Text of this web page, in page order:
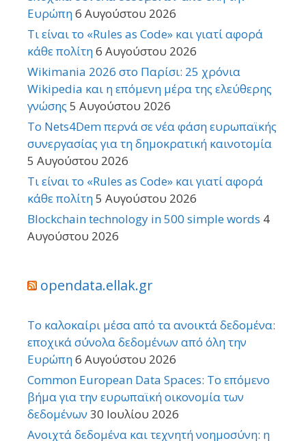
Ευρώπη6 Αυγούστου 2026
Τι είναι το «Rules as Code» και γιατί αφορά
κάθε πολίτη6 Αυγούστου 2026
Wikimania 2026 στο Παρίσι: 25 χρόνια
Wikipedia και η επόμενη μέρα της ελεύθερης
γνώσης 5 Αυγούστου 2026
Το Nets4Dem περνά σε νέα φάση ευρωπαϊκής
συνεργασίας για τη δημοκρατική καινοτομία
5 Αυγούστου 2026
Τι είναι το «Rules as Code» και γιατί αφορά
κάθε πολίτη5 Αυγούστου 2026
Blockchain technology in 500 simple words 4
Αυγούστου 2026
opendata.ellak.gr
Το καλοκαίρι μέσα από τα ανοικτά δεδομένα:
εποχικά σύνολα δεδομένων από όλη την
Ευρώπη6 Αυγούστου 2026
Common European Data Spaces: Το επόμενο
βήμα για την ευρωπαϊκή οικονομία των
δεδομένων 30 Ιουλίου 2026
Ανοιχτά δεδομένα και τεχνητή νοημοσύνη: η